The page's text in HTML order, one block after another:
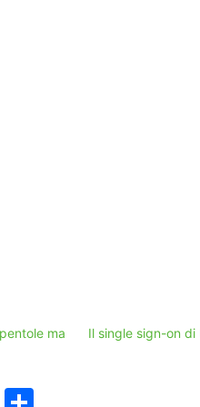
ma
Il single sign-on di